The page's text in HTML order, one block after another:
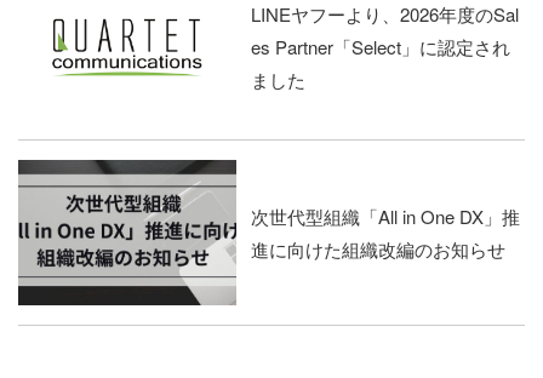
LINEヤフーより、2026年度のSal
es Partner「Select」に認定され
ました
次世代型組織「All in One DX」推
進に向けた組織改編のお知らせ